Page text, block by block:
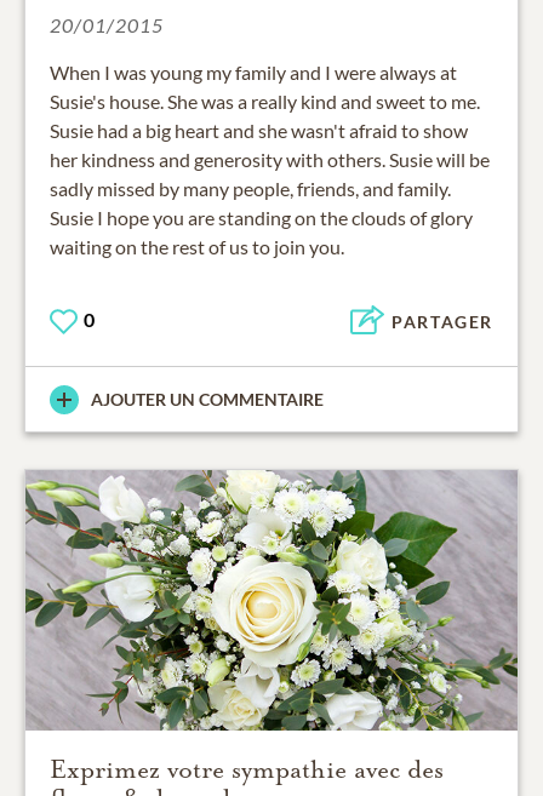
20/01/2015
When I was young my family and I were always at
Susie's house. She was a really kind and sweet to me.
Susie had a big heart and she wasn't afraid to show
her kindness and generosity with others. Susie will be
sadly missed by many people, friends, and family.
Susie I hope you are standing on the clouds of glory
waiting on the rest of us to join you.
0 PARTAGER
AJOUTER UN COMMENTAIRE
Exprimez votre sympathie avec des